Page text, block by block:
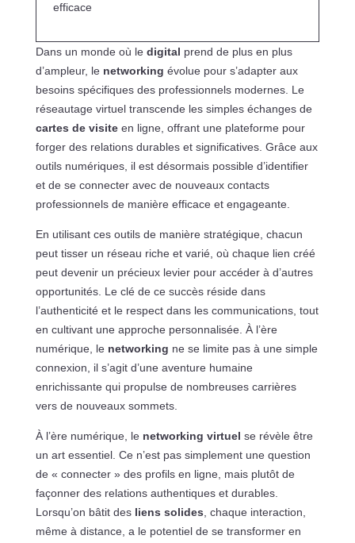
efficace
Dans un monde où le digital prend de plus en plus
d’ampleur, le networking évolue pour s’adapter aux
besoins spécifiques des professionnels modernes. Le
réseautage virtuel transcende les simples échanges de
cartes de visiteen ligne, offrant une plateforme pour
forger des relations durables et significatives. Grâce aux
outils numériques, il est désormais possible d’identifier
et de se connecter avec de nouveaux contacts
professionnels de manière efficace et engageante.
En utilisant ces outils de manière stratégique, chacun
peut tisser un réseau riche et varié, où chaque lien créé
peut devenir un précieux levier pour accéder à d’autres
opportunités. Le clé de ce succès réside dans
l’authenticité et le respect dans les communications, tout
en cultivant une approche personnalisée. À l’ère
numérique, le networking ne se limite pas à une simple
connexion, il s’agit d’une aventure humaine
enrichissante qui propulse de nombreuses carrières
vers de nouveaux sommets.
À l’ère numérique, le networking virtuel se révèle être
un art essentiel. Ce n’est pas simplement une question
de « connecter » des profils en ligne, mais plutôt de
façonner des relations authentiques et durables.
Lorsqu’on bâtit des liens solides , chaque interaction,
même à distance, a le potentiel de se transformer en